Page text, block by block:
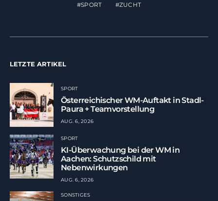
SPORT
ZUCHT
LETZTE ARTIKEL
SPORT
Österreichischer WM-Auftakt in Stadl-
Paura + Teamvorstellung
AUG. 6, 2026
SPORT
KI-Überwachung bei der WM in
Aachen: Schutzschild mit
Nebenwirkungen
AUG. 6, 2026
SONSTIGES